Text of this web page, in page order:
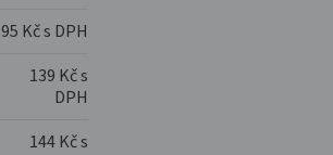
95 Kč s DPH
139 Kč s
DPH
144 Kč s